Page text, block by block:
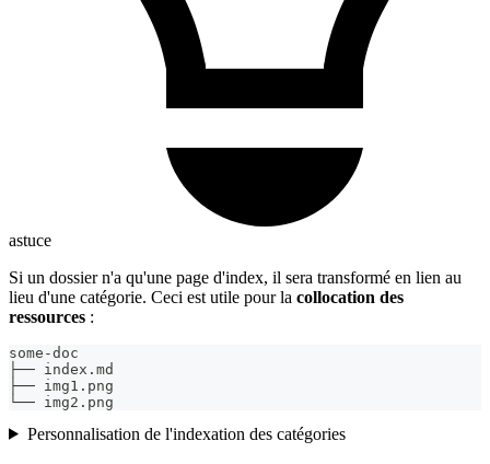
astuce
Si un dossier n'a qu'une page d'index, il sera transformé en lien au
lieu d'une catégorie. Ceci est utile pour la collocation des
ressources :
some-doc
├── index.md
├── img1.png
└── img2.png
Personnalisation de l'indexation des catégories